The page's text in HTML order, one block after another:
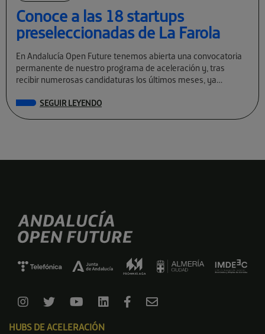
Conoce a las 18 startups
preseleccionadas de La Farola
En Andalucía Open Future tenemos abierta una convocatoria
permanente de nuestro programa de aceleración y, tras
recibir numerosas candidaturas los últimos meses, ya
SEGUIR LEYENDO
HUBS DE ACELERACIÓN